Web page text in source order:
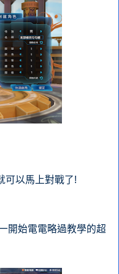
可以馬上對戰了!
開始電電略過教學的超